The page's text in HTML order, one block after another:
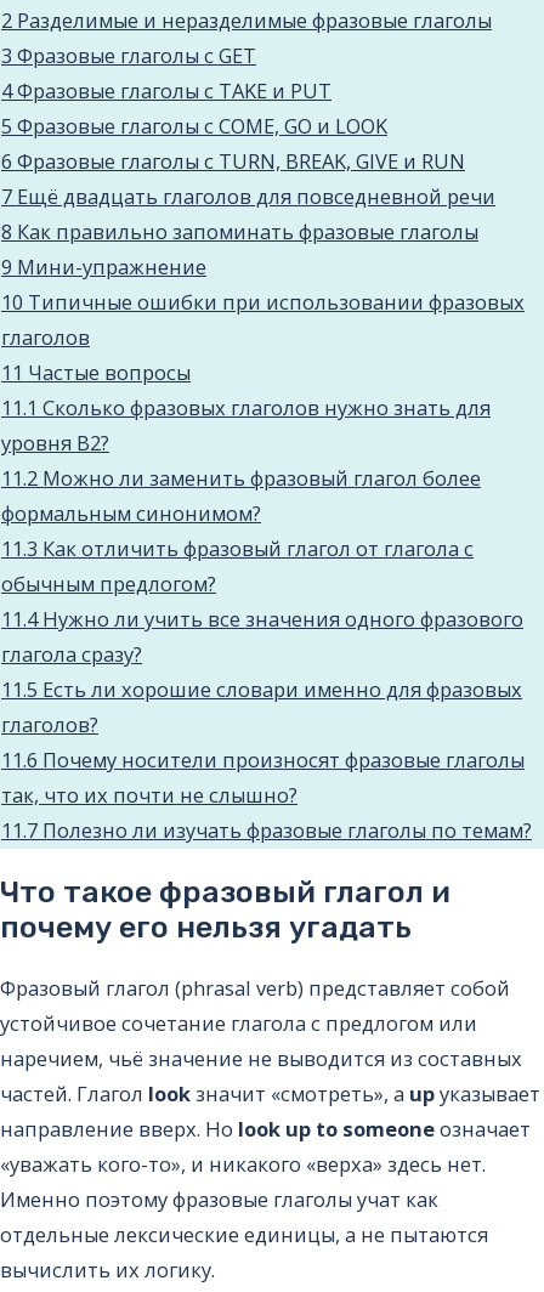
2 Разделимые и неразделимые фразовые глаголы
3 Фразовые глаголы с GET
4Фразовые глаголы с TAKE и PUT
5 Фразовые глаголы с COME, GO и LOOK
6 Фразовые глаголы с TURN, BREAK, GIVE и RUN
7 Ещё двадцать глаголов для повседневной речи
8 Как правильно запоминать фразовые глаголы
9 Мини-упражнение
10 Типичные ошибки при использовании фразовых
глаголов
11 Частые вопросы
11.1 Сколько фразовых глаголов нужно знать для
уровня B2?
11.2 Можно ли заменить фразовый глагол более
формальным синонимом?
11.3 Как отличить фразовый глагол от глагола с
обычным предлогом?
11.4 Нужно ли учить все значения одного фразового
глагола сразу?
11.5 Есть ли хорошие словари именно для фразовых
глаголов?
11.6 Почему носители произносят фразовые глаголы
так, что их почти не слышно?
11.7 Полезно ли изучать фразовые глаголы по темам?
Что такое фразовый глагол и
почему его нельзя угадать
Фразовый глагол (phrasal verb) представляет собой
устойчивое сочетание глагола с предлогом или
наречием, чьё значение не выводится из составных
частей. Глагол lookзначит «смотреть», а upуказывает
направление вверх. Но look up to someoneозначает
«уважать кого-то», и никакого «верха» здесь нет.
Именно поэтому фразовые глаголы учат как
отдельные лексические единицы, а не пытаются
вычислить их логику.